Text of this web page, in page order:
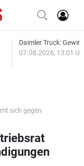
Daimler Truck:
07.08.2026, 13:01
sich gegen